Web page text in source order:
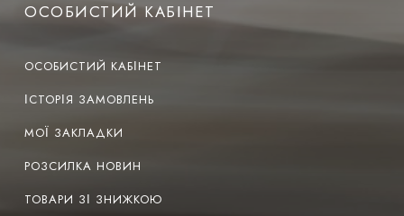
ОСОБИСТИЙ КАБІНЕТ
ОСОБИСТИЙ КАБІНЕТ
ІСТОРІЯ ЗАМОВЛЕНЬ
МОЇ ЗАКЛАДКИ
РОЗСИЛКА НОВИН
ТОВАРИ ЗІ ЗНИЖКОЮ